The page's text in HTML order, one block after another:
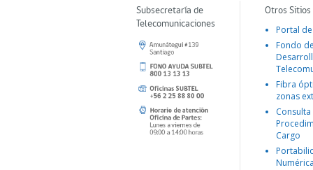
Subsecretaría de
Telecomunicaciones
Otros
Portal
Fondo
Fibra
zonas
Consulta
Cargo